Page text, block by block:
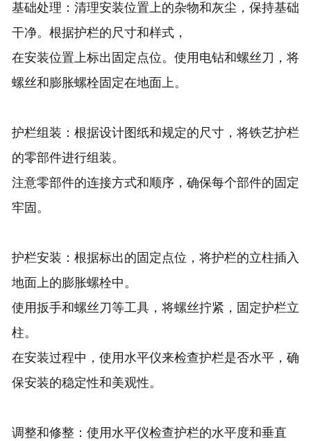
基础处理：清理安装位置上的杂物和灰尘，保持基础
干净。根据护栏的尺寸和样式，
在安装位置上标出固定点位。使用电钻和螺丝刀，将
螺丝和膨胀螺栓固定在地面上。
护栏组装：根据设计图纸和规定的尺寸，将铁艺护栏
的零部件进行组装。
注意零部件的连接方式和顺序，确保每个部件的固定
牢固。
护栏安装：根据标出的固定点位，将护栏的立柱插入
地面上的膨胀螺栓中。
使用扳手和螺丝刀等工具，将螺丝拧紧，固定护栏立
柱。
在安装过程中，使用水平仪来检查护栏是否水平，确
保安装的稳定性和美观性。
调整和修整：使用水平仪检查护栏的水平度和垂直